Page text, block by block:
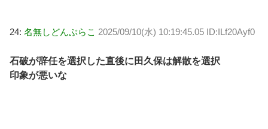
24: 名無しどんぶらこ 2025/09/10(水) 10:19:45.05 ID:ILf20Ayf0
石破が辞任を選択した直後に田久保は解散を選択
印象が悪いな